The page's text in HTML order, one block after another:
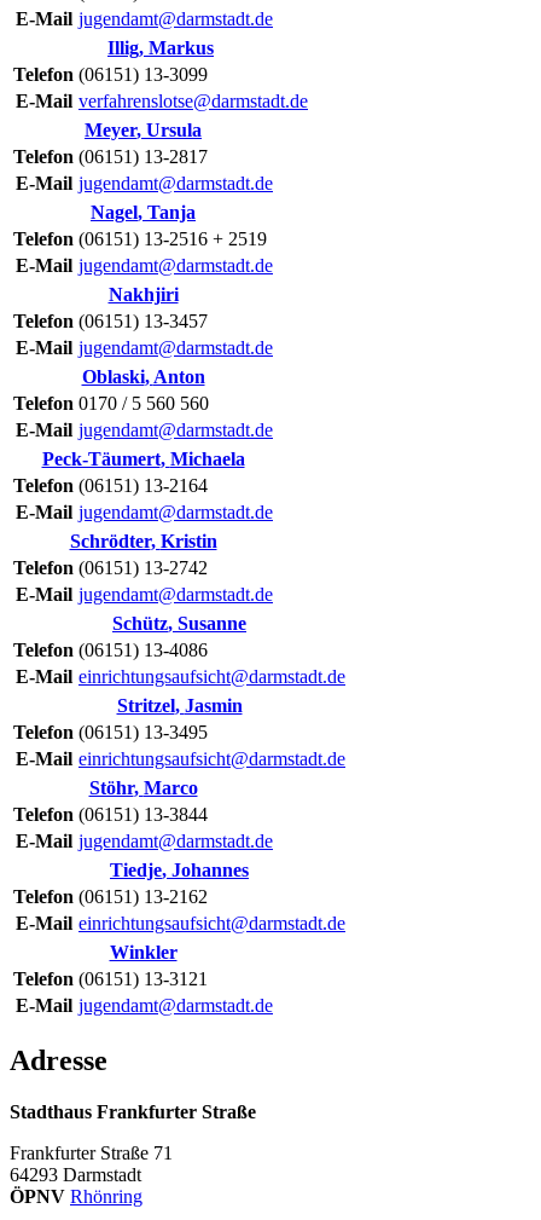
E-Mail jugendamt@darmstadt.de
Illig, Markus
Telefon (06151) 13-3099
E-Mail verfahrenslotse@darmstadt.de
Meyer, Ursula
Telefon (06151) 13-2817
E-Mail jugendamt@darmstadt.de
Nagel, Tanja
Telefon (06151) 13-2516 + 2519
E-Mail jugendamt@darmstadt.de
Nakhjiri
Telefon (06151) 13-3457
E-Mail jugendamt@darmstadt.de
Oblaski, Anton
Telefon 0170 / 5 560 560
E-Mail jugendamt@darmstadt.de
Peck-Täumert, Michaela
Telefon (06151) 13-2164
E-Mail jugendamt@darmstadt.de
Schrödter, Kristin
Telefon (06151) 13-2742
E-Mail jugendamt@darmstadt.de
Schütz, Susanne
Telefon (06151) 13-4086
E-Mail einrichtungsaufsicht@darmstadt.de
Stritzel, Jasmin
Telefon (06151) 13-3495
E-Mail einrichtungsaufsicht@darmstadt.de
Stöhr, Marco
Telefon (06151) 13-3844
E-Mail jugendamt@darmstadt.de
Tiedje, Johannes
Telefon (06151) 13-2162
E-Mail einrichtungsaufsicht@darmstadt.de
Winkler
Telefon (06151) 13-3121
E-Mail jugendamt@darmstadt.de
Adresse
Stadthaus Frankfurter Straße
Frankfurter Straße 71
64293 Darmstadt
ÖPNV Rhönring